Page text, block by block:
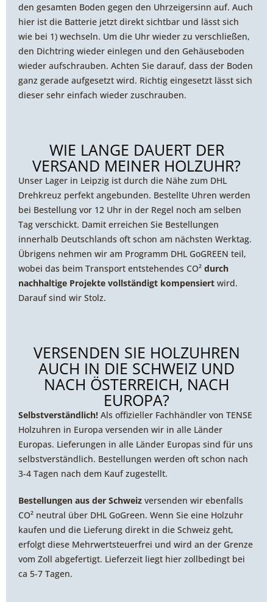
den gesamten Boden gegen den Uhrzeigersinn auf. Auch
hier ist die Batterie jetzt direkt sichtbar und lässt sich
wie bei 1) wechseln. Um die Uhr wieder zu verschließen,
den Dichtring wieder einlegen und den Gehäuseboden
wieder aufschrauben. Achten Sie darauf, dass der Boden
ganz gerade aufgesetzt wird. Richtig eingesetzt lässt sich
dieser sehr einfach wieder zuschrauben.
WIE LANGE DAUERT DER
VERSAND MEINER HOLZUHR?
Unser Lager in Leipzig ist durch die Nähe zum DHL
Drehkreuz perfekt angebunden. Bestellte Uhren werden
bei Bestellung vor 12 Uhr in der Regel noch am selben
Tag verschickt. Damit erreichen Sie Bestellungen
innerhalb Deutschlands oft schon am nächsten Werktag.
Übrigens nehmen wir am Programm DHL GoGREEN teil,
wobei das beim Transport entstehendes CO² durch
nachhaltige Projekte vollständigt kompensiert wird.
Darauf sind wir Stolz.
VERSENDEN SIE HOLZUHREN
AUCH IN DIE SCHWEIZ UND
NACH ÖSTERREICH, NACH
EUROPA?
Selbstverständlich! Als offizieller Fachhändler von TENSE
Holzuhren in Europa versenden wir in alle Länder
Europas. Lieferungen in alle Länder Europas sind für uns
selbstverständlich. Bestellungen werden oft schon nach
3-4 Tagen nach dem Kauf zugestellt.
Bestellungen aus der Schweiz versenden wir ebenfalls
CO² neutral über DHL GoGreen. Wenn Sie eine Holzuhr
kaufen und die Lieferung direkt in die Schweiz geht,
erfolgt diese Mehrwertsteuerfrei und wird an der Grenze
vom Zoll abgefertigt. Lieferzeit liegt hier zollbedingt bei
ca 5-7 Tagen.